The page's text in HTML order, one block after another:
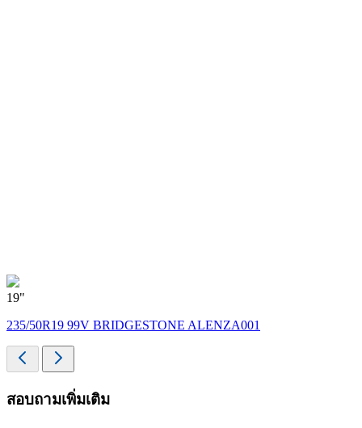
19"
235/50R19 99V BRIDGESTONE ALENZA001
สอบถามเพิ่มเติม